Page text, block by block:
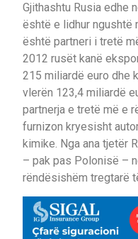
Gjithashtu Rusia edhe
është e lidhur ngushtë
është partneri i tretë
2012 rusët kanë
215 miliardë euro dhe
vlerën 123,4 miliardë
partnerja e tretë më e
furnizon kryesisht
kimike. Nga ana tjetër
– pak pas Polonisë –
rëndësishëm tregtarë